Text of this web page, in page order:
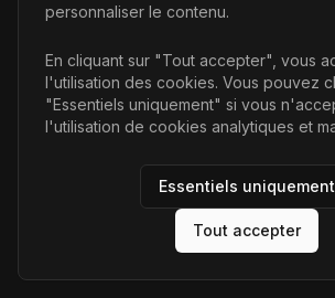
Liens
Accueil
Articles
AI Futur. Tous droits
personnaliser le contenu.
En cliquant sur "Tout accepter", vous
l'utilisation des cookies. Vous pouvez
"Essentiels uniquement" si vous
l'utilisation de cookies analytiques et
Essentiels uniquement
Tout accepter